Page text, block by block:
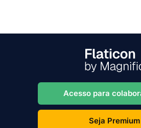
Acesso para
Seja Premium